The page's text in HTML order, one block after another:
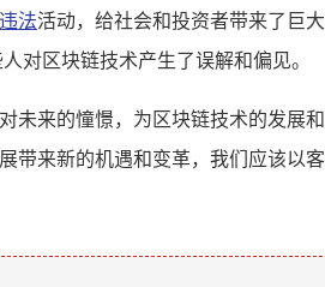
违法活动，给社会和投资者带来了巨
对区块链技术产生了误解和偏见。
来的憧憬，为区块链技术的发展
来新的机遇和变革，我们应该以